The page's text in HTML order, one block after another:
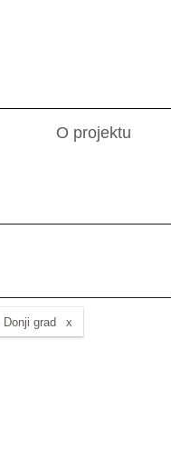
O projektu
Donji grad